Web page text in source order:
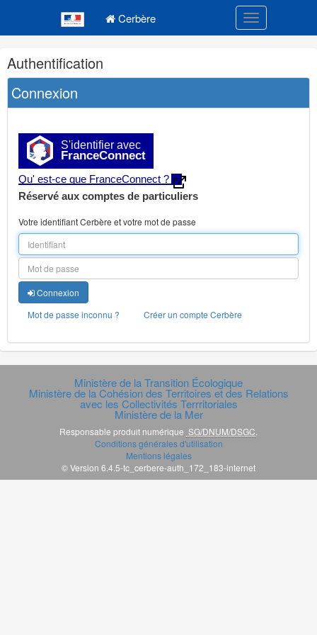
Cerbère Toggle
Navigation
et
outils
annexes
Authentification
Connexion
S'identifier avec
FranceConnect
Qu' est-ce que FranceConnect ?
Réservé aux comptes de particuliers
Votre identifiant Cerbère et votre mot de passe
Connexion
Mot de passe inconnu ?
Créer un compte Cerbère
Ministère de la Transition Écologique
Ministère de la Cohésion des Territoires et des Relations
avec les Collectivités Terrritoriales
Ministère de la Mer
Responsable produit numérique SG/DNUM/DSGC.
Conditions générales d'utilisation
Mentions légales
© Version 6.4.5-tc_cerbere-auth_172_183-internet